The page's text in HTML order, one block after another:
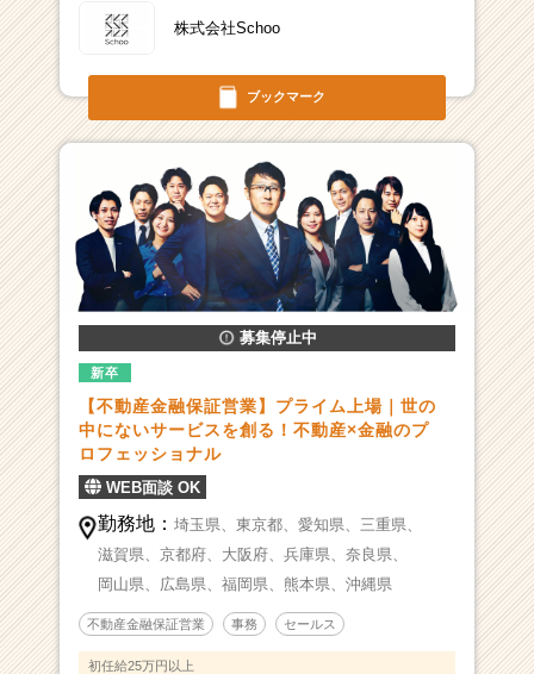
ブックマーク
株式会社Schoo
募集停止中
新卒
【不動産金融保証営業】プライム上場｜世の
中にないサービスを創る！不動産×金融のプ
ロフェッショナル
WEB面談 OK
勤務地： 埼玉県、 東京都、 愛知県、 三重県、
滋賀県、 京都府、 大阪府、 兵庫県、 奈良県、
岡山県、 広島県、 福岡県、 熊本県、 沖縄県
不動産金融保証営業 事務 セールス
初任給25万円以上